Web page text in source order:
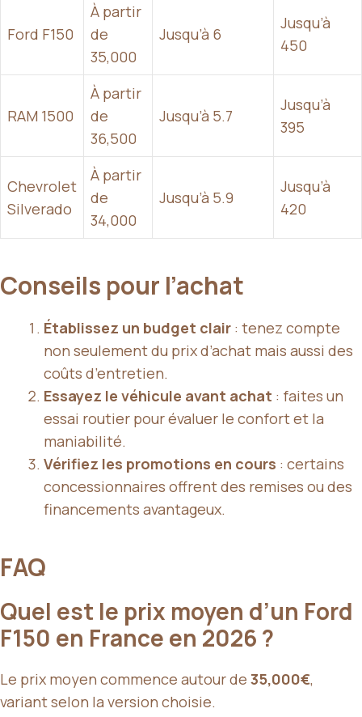
Ford F150
À partir
de
35,000
Jusqu’à 6
Jusqu’à
450
RAM 1500
À partir
de
36,500
Jusqu’à 5.7
Jusqu’à
395
Chevrolet
Silverado
À partir
de
34,000
Jusqu’à 5.9
Jusqu’à
420
Conseils pour l’achat
Établissez un budget clair : tenez compte
non seulement du prix d’achat mais aussi des
coûts d’entretien.
Essayez le véhicule avant achat : faites un
essai routier pour évaluer le confort et la
maniabilité.
Vérifiez les promotions en cours : certains
concessionnaires offrent des remises ou des
financements avantageux.
FAQ
Quel est le prix moyen d’un Ford
F150 en France en 2026 ?
Le prix moyen commence autour de 35,000€,
variant selon la version choisie.